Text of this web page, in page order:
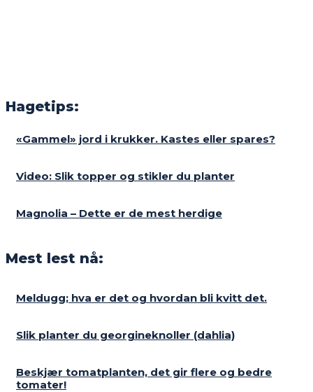
Hagetips:
«Gammel» jord i krukker. Kastes eller spares?
Video: Slik topper og stikler du planter
Magnolia – Dette er de mest herdige
Mest lest nå:
Meldugg; hva er det og hvordan bli kvitt det.
Slik planter du georgineknoller (dahlia)
Beskjær tomatplanten, det gir flere og bedre
tomater!